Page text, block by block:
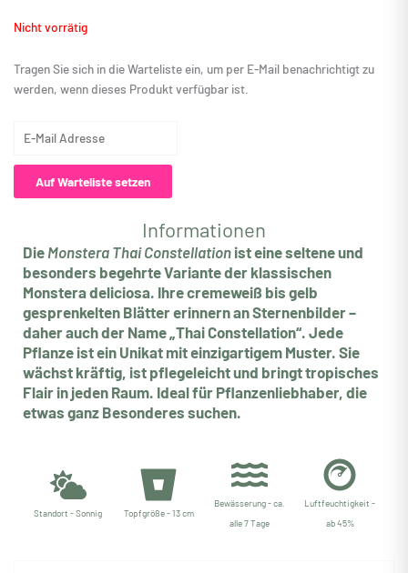
Nicht vorrätig
Tragen Sie sich in die Warteliste ein, um per E-Mail benachrichtigt zu
werden, wenn dieses Produkt verfügbar ist.
Ihre
ein,
um
auf
die
Warteliste
für
dieses
Produkt
zu
Auf Warteliste setzen
Informationen
Die Monstera Thai Constellation ist eine seltene und
besonders begehrte Variante der klassischen
Monstera deliciosa. Ihre cremeweiß bis gelb
gesprenkelten Blätter erinnern an Sternenbilder –
daher auch der Name „Thai Constellation“. Jede
Pflanze ist ein Unikat mit einzigartigem Muster. Sie
wächst kräftig, ist pflegeleicht und bringt tropisches
Flair in jeden Raum. Ideal für Pflanzenliebhaber, die
etwas ganz Besonderes suchen.
Standort - Sonnig Topfgröße - 13 cm
Bewässerung - ca.
alle 7 Tage
Luftfeuchtigkeit -
ab 45%